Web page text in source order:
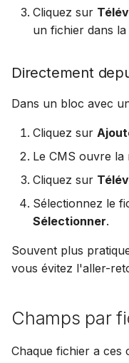
Cliquez sur
un fichier dans
Directement
Dans un bloc avec
Cliquez sur
Le CMS ouvre la
Cliquez sur
Sélectionnez le
Sélectionner.
Souvent plus
vous évitez l'aller-
Champs par
Chaque fichier a ces